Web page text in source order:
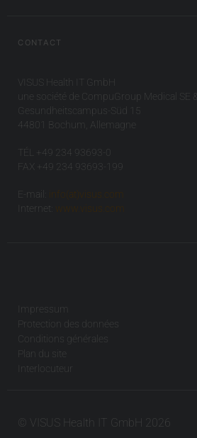
CONTACT
VISUS Health IT GmbH
une société de CompuGroup Medical SE
Gesundheitscampus-Süd 15
44801 Bochum, Allemagne
TÉL +49 234 93693-0
FAX +49 234 93693-199
E-mail:
info(at)visus.com
Internet:
www.visus.com
Impressum
Protection des données
Conditions générales
Plan du site
Interlocuteur
© VISUS Health IT GmbH 2026